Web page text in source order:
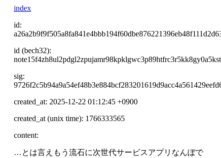
index
id:
id (bech32):
sig:
created_at: 2025-12-22 01:12:45 +0900
created_at (unix time): 1766333565
content:
…とは言えもう流石に次世代サービスアプリなんぼで